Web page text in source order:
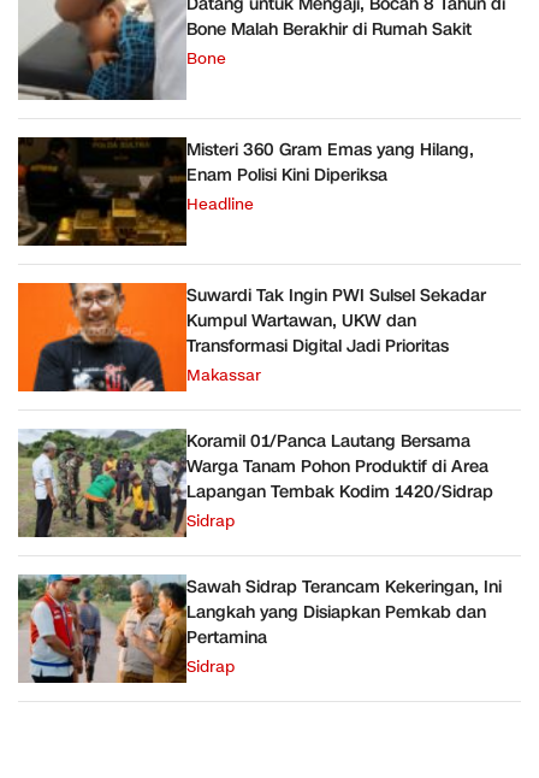
Bone Malah Berakhir di Rumah Sakit
Bone
Misteri 360 Gram Emas yang Hilang,
Enam Polisi Kini Diperiksa
Headline
Suwardi Tak Ingin PWI Sulsel Sekadar
Kumpul Wartawan, UKW dan
Transformasi Digital Jadi Prioritas
Makassar
Koramil 01/Panca Lautang Bersama
Warga Tanam Pohon Produktif di Area
Lapangan Tembak Kodim 1420/Sidrap
Sidrap
Sawah Sidrap Terancam Kekeringan, Ini
Langkah yang Disiapkan Pemkab dan
Pertamina
Sidrap